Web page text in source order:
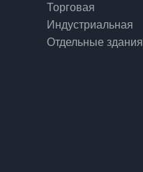
Торговая
Индустриальная
Отдельные здания